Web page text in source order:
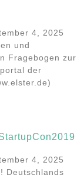
4, 2025
und
Fragebogen zur
der
4, 2025
Deutschlands